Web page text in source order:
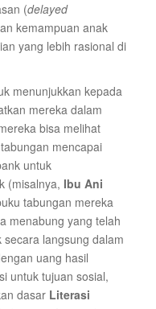
(delayed
kemampuan anak
yang lebih rasional di
menunjukkan kepada
mereka dalam
bisa melihat
mencapai
untuk
(misalnya, Ibu Ani
tabungan mereka
menabung yang telah
langsung dalam
uang hasil
untuk tujuan sosial,
dasar Literasi